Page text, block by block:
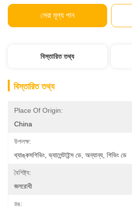
সেরা মূল্য পান
বিস্তারিত তথ্য
বিস্তারিত তথ্য
Place Of Origin:
China
উপলক্ষ:
থ্যাঙ্কসগিভিং, ভ্যালেন্টাইন্স ডে, অন্যান্য, গিভিং ডে
বৈশিষ্ট্য:
জলরোধী
রঙ: